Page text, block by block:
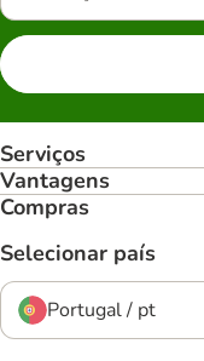
Serviços
Vantagens
Compras
Selecionar país
Portugal / pt